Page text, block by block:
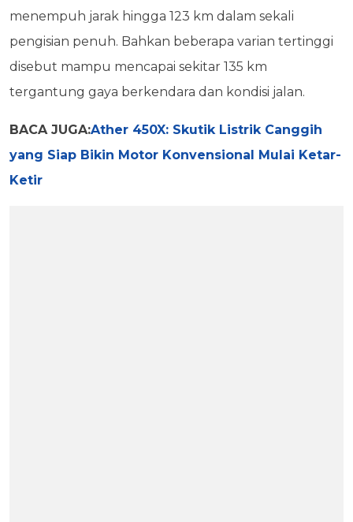
menempuh jarak hingga 123 km dalam sekali
pengisian penuh. Bahkan beberapa varian tertinggi
disebut mampu mencapai sekitar 135 km
tergantung gaya berkendara dan kondisi jalan.
BACA JUGA:Ather 450X: Skutik Listrik Canggih
yang Siap Bikin Motor Konvensional Mulai Ketar-
Ketir